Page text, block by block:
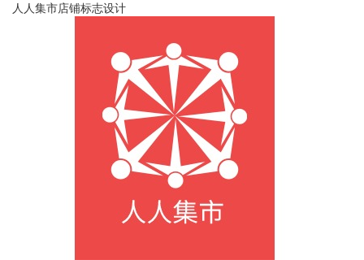
人人集市店铺标志设计